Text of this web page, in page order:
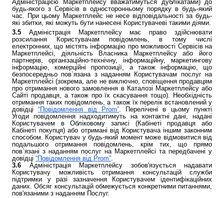
Адміністрацією Маркетплейсу вважатимуться дублікатами) до
будь-якого з Сервісів в односторонньому порядку в будь-який
час. При цьому Маркетплейс не несе відповідальності за будь-
які збитки, які можуть бути нанесені Користувачеві такими діями.
3.5 Адміністрація Маркетплейсу має право здійснювати
розсилання Користувачам повідомлень, в тому числі
електронних, що містять інформацію про можливості Сервісів на
Маркетплейсі, діяльність Власника Маркетплейсу або його
партнерів, організаційно-технічну, інформаційну, маркетингову
інформацію, комерційні пропозиції, а також інформацію, що
безпосередньо пов`язана з наданням Користувачам послуг на
Маркетплейсі (зокрема, але не виключно, сповіщення продавцям
про отримання нового замовлення в Каталозі Маркетплейсу або
Сайті продавця, а також про їх скасування тощо). Необхідність
отримання таких повідомлень, а також їх перелік встановлений у
довідці“Повідомлення від Prom”. Перелічені в цьому пункті
Угоди повідомлення надходитимуть на контактні дані, надані
Користувачем в Обліковому записі (Кабінеті продавця або
Кабінеті покупця) або отримані від Користувача іншим законним
способом. Користувач у будь-який момент може відмовитися від
подальшого отримання повідомлень, крім тих, що прямо
пов`язані з наданням послуг на Маркетплейсі та передбачені у
довідці “Повідомлення від Prom”.
3.6 Адміністрація Маркетплейсу зобов'язується надавати
Користувачу можливість отримання консультацій служби
підтримки у разі зазначення Користувачем ідентифікаційних
даних. Обсяг консультацій обмежується конкретними питаннями,
пов'язаними з наданням Послуг.